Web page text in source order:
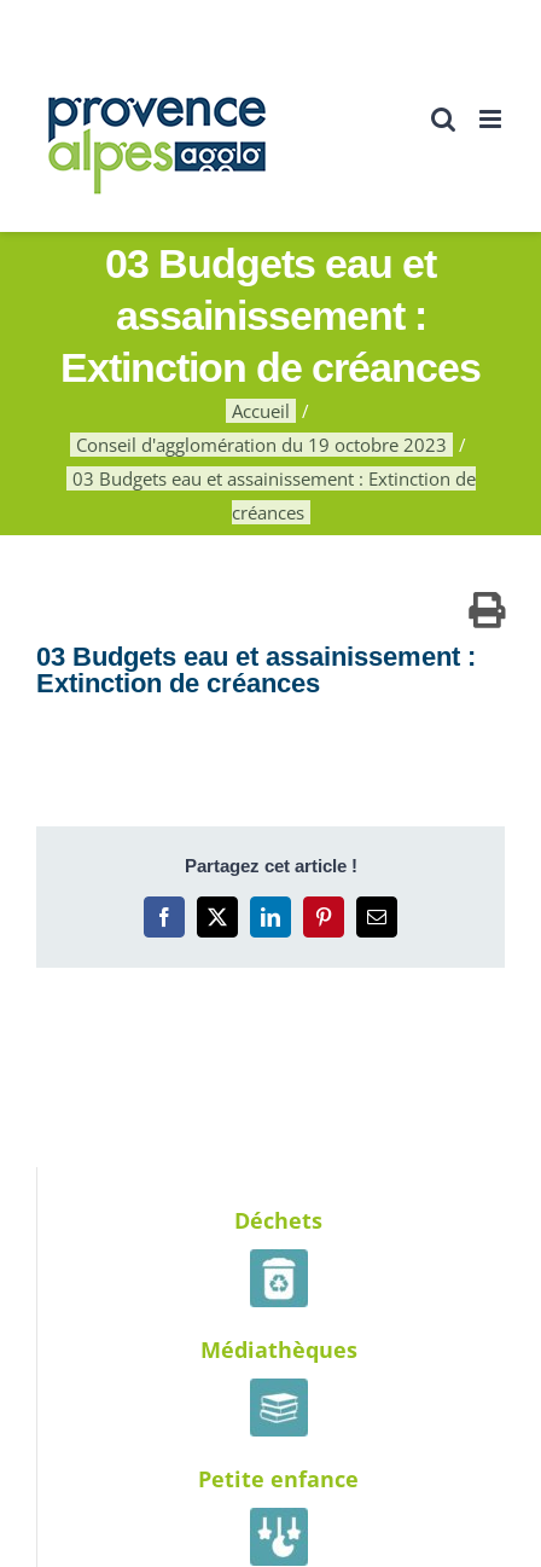
03 Budgets eau et
assainissement :
Extinction de créances
Accueil
Conseil d'agglomération du 19 octobre 2023
03 Budgets eau et assainissement : Extinction de
créances
03 Budgets eau et assainissement :
Extinction de créances
Partagez cet article !
Facebook
X LinkedInPinterestEmail
Déchets
Médiathèques
Petite enfance